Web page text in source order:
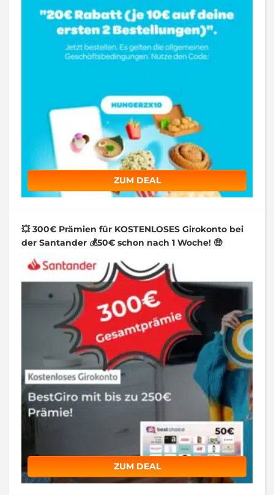
ZUM DEAL
💥 300€ Prämien für KOSTENLOSES Girokonto bei
der Santander 💰50€ schon nach 1 Woche! 🤑
ZUM DEAL